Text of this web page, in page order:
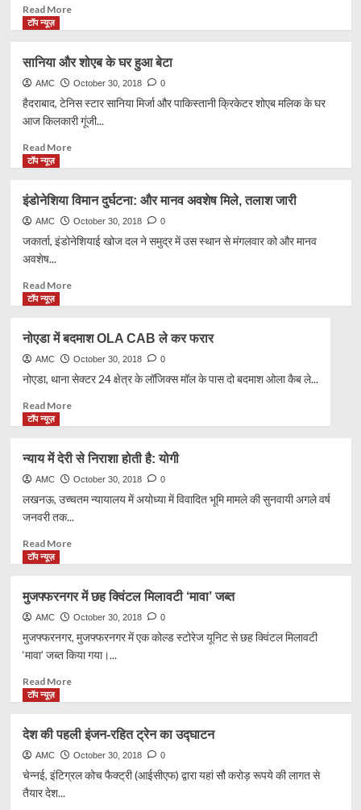
को
अधिकारी
की
तुरंत
जरूरत
Read MoreRead
स्थल
पर
आयोजित
होगा
कोलकाता
पटाखा
टॉप न्यूज़
सानिया और शोएब के घर हुआ बेटा
AMC October 30, 2018 0
हैदराबाद, टेनिस स्टार सानिया मिर्जा और पाकिस्तानी क्रिकेटर शोएब मलिक के घर
आज किलकारी गूंजी...
Read MoreRead
सानिया
और
शोएब
के
बेटा
टॉप न्यूज़
इंडोनेशिया विमान दुर्घटना: और मानव अवशेष मिले, तलाश जारी
AMC October 30, 2018 0
जकार्ता, इंडोनेशियाई खोज दल ने समुद्र में उस स्थान से मंगलवार को और मानव
अवशेष...
Read MoreRead
विमान
दुर्घटना:
और
अवशेष
जारी
टॉप न्यूज़
नोएडा में बदमाश OLA CAB ले कर फरार
AMC October 30, 2018 0
नोएडा, थाना सेक्टर 24 क्षेत्र के लॉजिक्स मॉल के पास दो बदमाश ओला कैब ले...
Read MoreRead
नोएडा
में
बदमाश
OLA
कर
टॉप न्यूज़
न्याय में देरी से निराशा होती है: योगी
AMC October 30, 2018 0
लखनऊ, उच्चतम न्यायालय में अयोध्या में विवादित भूमि मामले की सुनवायी अगले वर्ष
जनवरी तक...
Read MoreRead
न्याय
में
देरी
से
निराशा
है:
टॉप न्यूज़
मुजफ्फरनगर में छह क्विंटल मिलावटी ‘मावा’ जब्त
AMC October 30, 2018 0
मुजफ्फरनगर, मुजफ्फरनगर में एक कोल्ड स्टोरेज यूनिट से छह क्विंटल मिलावटी
‘मावा’ जब्त किया गया।...
Read MoreRead
मुजफ्फरनगर
में
छह
क्विंटल
टॉप न्यूज़
देश की पहली इंजन-रहित ट्रेन का उद्घाटन
AMC October 30, 2018 0
चेन्नई, इंटिग्रल कोच फैक्ट्री (आईसीएफ) द्वारा यहां सौ करोड़ रूपये की लागत से
तैयार देश...